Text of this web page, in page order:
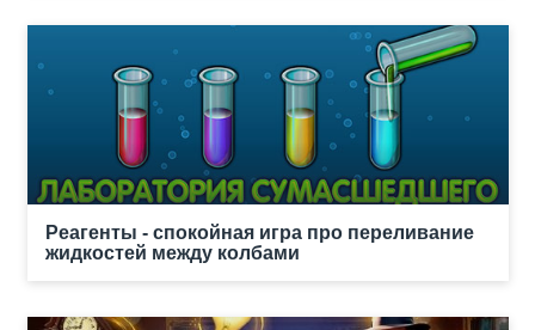
Реагенты - спокойная игра про переливание
жидкостей между колбами